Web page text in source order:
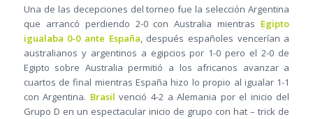
Una de las decepciones del torneo fue la selección Argentina
que arrancó perdiendo 2-0 con Australia mientras Egipto
igualaba 0-0 ante España, después españoles vencerían a
australianos y argentinos a egipcios por 1-0 pero el 2-0 de
Egipto sobre Australia permitió a los africanos avanzar a
cuartos de final mientras España hizo lo propio al igualar 1-1
con Argentina. Brasil venció 4-2 a Alemania por el inicio del
Grupo D en un espectacular inicio de grupo con hat – trick de